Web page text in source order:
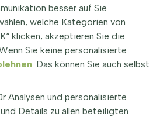
Optionen
Dachterrasse, Großer
Garten, kleine Gärten,
Parks, Patio/Garten im
Innenhof, Pflanzgefäß,
Pflanzenseite, Topf,
Winterfestigkeit
-20,6°C / -17,8°C, USDA
zone 6b
besser auf Sie
welche Kategorien von
klicken, akzeptieren Sie die
Sie keine personalisierte
. Das können Sie auch selbst
Analysen und personalisierte
Details zu allen beteiligten